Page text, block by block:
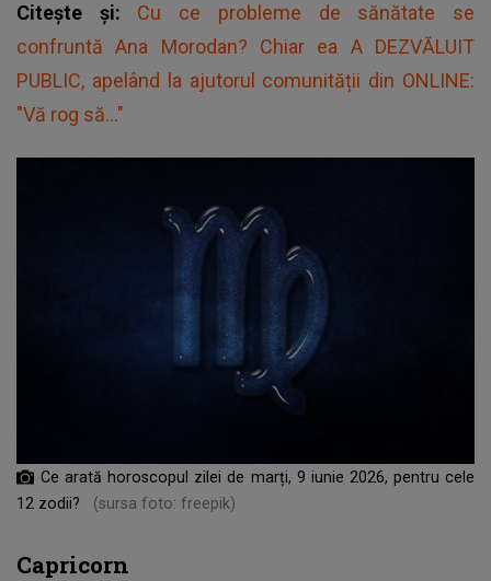
Citește și: Cu ce probleme de sănătate se
confruntă Ana Morodan? Chiar ea A DEZVĂLUIT
PUBLIC, apelând la ajutorul comunității din ONLINE:
"Vă rog să..."
Ce arată horoscopul zilei de marți, 9 iunie 2026, pentru cele
12 zodii?
(sursa foto: freepik)
Capricorn